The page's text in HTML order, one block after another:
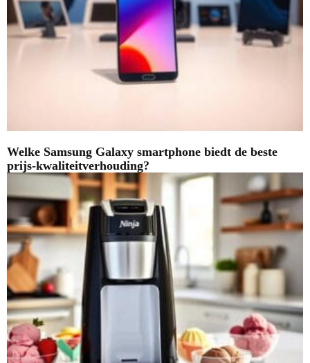
Welke Samsung Galaxy smartphone biedt de beste
prijs-kwaliteitverhouding?